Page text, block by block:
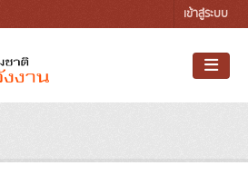
เข้าสู่ระบบ